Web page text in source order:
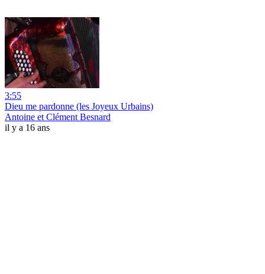
3:55
Dieu me pardonne (les Joyeux Urbains)
Antoine et Clément Besnard
il y a 16 ans